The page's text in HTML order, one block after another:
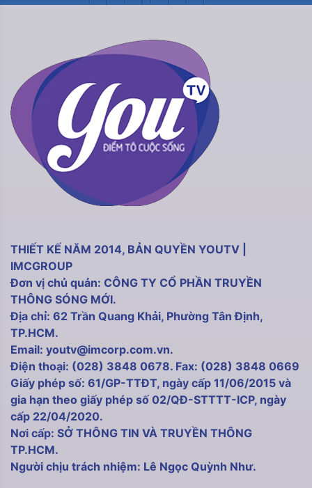
THIẾT KẾ NĂM 2014, BẢN QUYỀN YOUTV |
IMCGROUP
Đơn vị chủ quản: CÔNG TY CỔ PHẦN TRUYỀN
THÔNG SÓNG MỚI.
Địa chỉ: 62 Trần Quang Khải, Phường Tân Định,
TP.HCM.
Email: youtv@imcorp.com.vn.
Điện thoại: (028) 3848 0678. Fax: (028) 3848 0669
Giấy phép số: 61/GP-TTĐT, ngày cấp 11/06/2015 và
gia hạn theo giấy phép số 02/QĐ-STTTT-ICP, ngày
cấp 22/04/2020.
Nơi cấp: SỞ THÔNG TIN VÀ TRUYỀN THÔNG
TP.HCM.
Người chịu trách nhiệm: Lê Ngọc Quỳnh Như.